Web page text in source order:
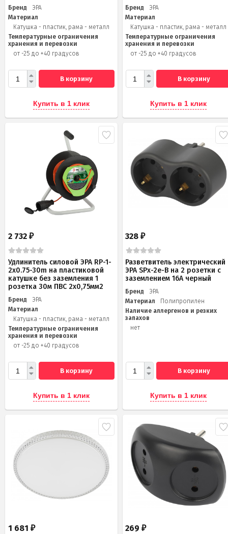
Бренд
ЭРА
Материал
Катушка - пластик, рама - металл
Температурные ограничения
хранения и перевозки
от -25 до +40 градусов
В корзину
Купить в 1 клик
Бренд
ЭРА
Материал
Катушка - пластик, рама - металл
Температурные ограничения
хранения и перевозки
от -25 до +40 градусов
В корзину
Купить в 1 клик
2 732 ₽
Удлинитель силовой ЭРА RP-1-
2x0.75-30m на пластиковой
катушке без заземления 1
розетка 30м ПВС 2х0,75мм2
Бренд
ЭРА
Материал
Катушка - пластик, рама - металл
Температурные ограничения
хранения и перевозки
от -25 до +40 градусов
В корзину
Купить в 1 клик
328₽
Разветвитель электрический
ЭРА SPx-2e-B на 2 розетки с
заземлением 16А черный
Бренд
ЭРА
Материал
Полипропилен
Наличие аллергенов и резких
запахов
нет
В корзину
Купить в 1 клик
1 681 ₽ 269₽